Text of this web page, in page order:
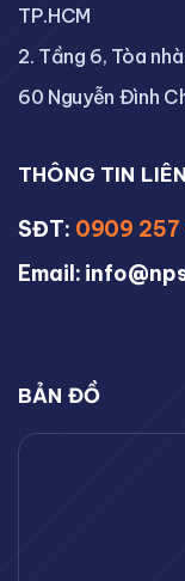
TP.HCM
2. Tầng 6, Tòa
60 Nguyễn Đình
THÔNG TIN
SĐT: 0909 257
Email:
BẢN ĐỒ